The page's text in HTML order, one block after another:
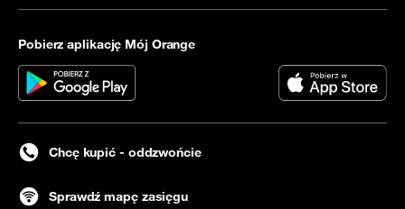
Pobierz aplikację Mój Orange
Chcę kupić - oddzwońcie
Sprawdź mapę zasięgu